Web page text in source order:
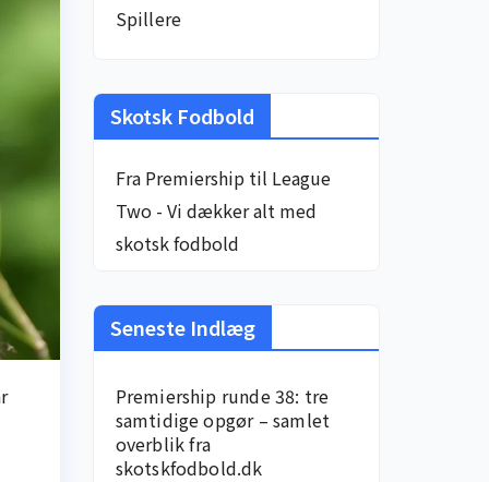
Spillere
Skotsk Fodbold
Fra Premiership til League
Two - Vi dækker alt med
skotsk fodbold
Seneste Indlæg
Premiership runde 38: tre
samtidige opgør – samlet
overblik fra
skotskfodbold.dk